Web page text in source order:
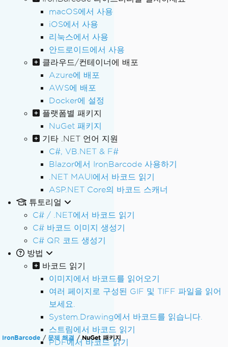
macOS에서 사용
iOS에서 사용
리눅스에서 사용
안드로이드에서 사용
클라우드/컨테이너에 배포
Azure에 배포
AWS에 배포
Docker에 설정
플랫폼별 패키지
NuGet 패키지
기타 .NET 언어 지원
C#, VB.NET & F#
Blazor에서 IronBarcode 사용하기
.NET MAUI에서 바코드 읽기
ASP.NET Core의 바코드 스캐너
튜토리얼
C# / .NET에서 바코드 읽기
C# 바코드 이미지 생성기
C# QR 코드 생성기
방법
바코드 읽기
이미지에서 바코드를 읽어오기
여러 페이지로 구성된 GIF 및 TIFF 파일을 읽어
보세요.
System.Drawing에서 바코드를 읽습니다.
스트림에서 바코드 읽기
PDF에서 바코드 읽기
IronBarcode 문제 해결 NuGet 패키지